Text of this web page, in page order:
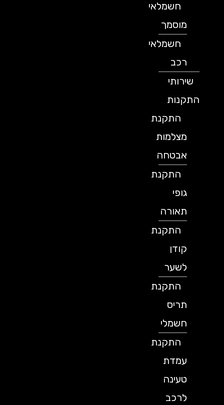
חשמלאי
מוסמך
חשמלאי
שירותי
התקנות
התקנת
מצלמות
אבטחה
התקנת
תאורה
התקנת
לשער
התקנת
תריס
חשמלי
התקנת
עמדת
טעינה
לרכב